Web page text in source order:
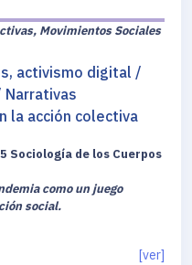
Movimientos Sociales
activismo digital /
Narrativas
la acción colectiva
Sociología de los Cuerpos
como un juego
social.
[ver]